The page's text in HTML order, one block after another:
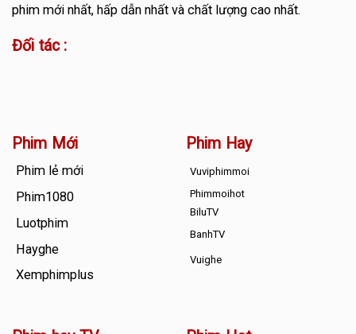
phim mới nhất, hấp dẫn nhất và chất lượng cao nhất.
Đối tác :
Phim Mới
Phim lẻ mới
Phim1080
Luotphim
Hayghe
Xemphimplus
Phim Hay
Vuviphimmoi
Phimmoihot
BiluTV
BanhTV
Vuighe